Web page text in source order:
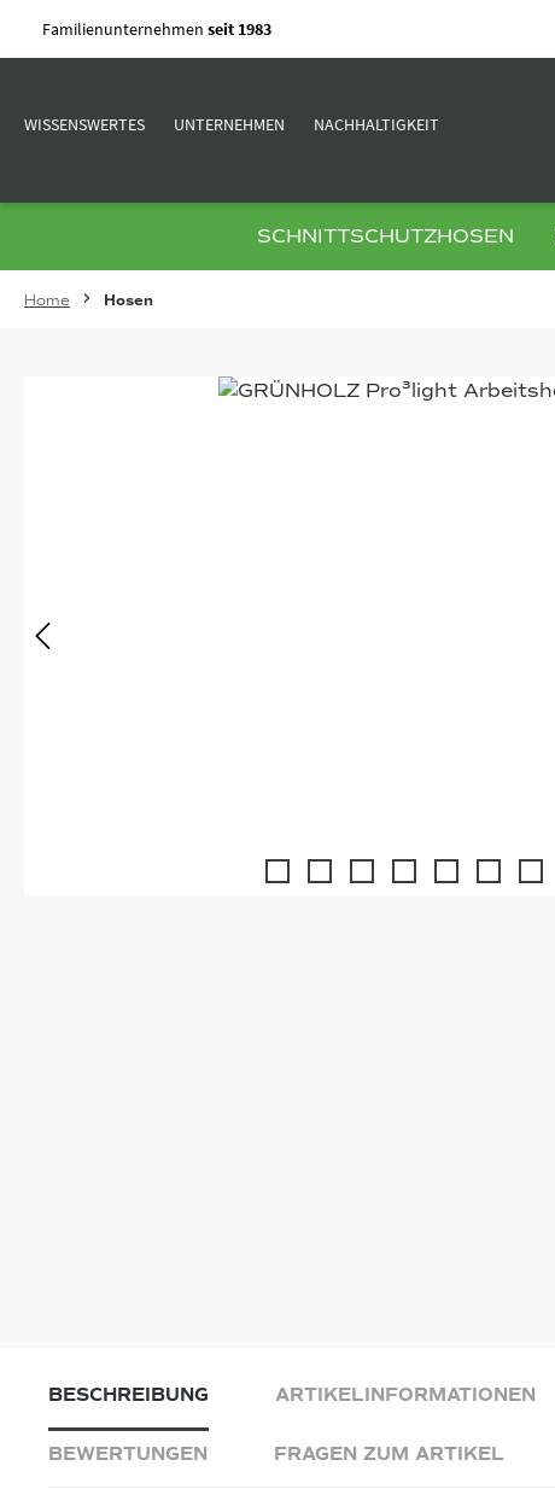
Hauptinhalt springen
Zur Suche springen
Zur Hauptnavigation springen
Familienunternehmen seit 1983
WISSENSWERTES UNTERNEHMEN NACHHALTIGKEIT
SCHNITTSCHUTZHOSEN
Home Hosen
Bildergalerie überspringen
BESCHREIBUNG ARTIKELINFORMATIONEN
BEWERTUNGEN FRAGEN ZUM ARTIKEL